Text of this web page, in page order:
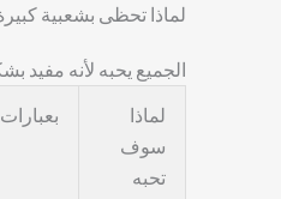
لماذا تحظى بشعبية
الجميع يحبه لأنه مفيد
لماذا
سوف
تحبه